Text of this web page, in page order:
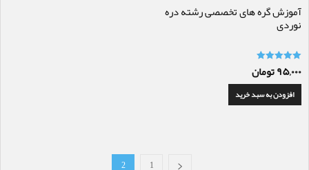
آموزش گره های تخصصی رشته دره
نوردی
امتیاز
5.00
از 5
۹۵,۰۰۰تومان
افزودن به سبد خرید
1
2